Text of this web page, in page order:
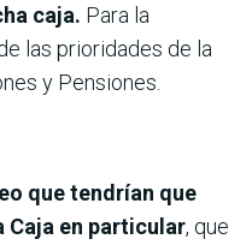
caja. Para la
las prioridades de la
y Pensiones.
que tendrían que
Caja en particular, que